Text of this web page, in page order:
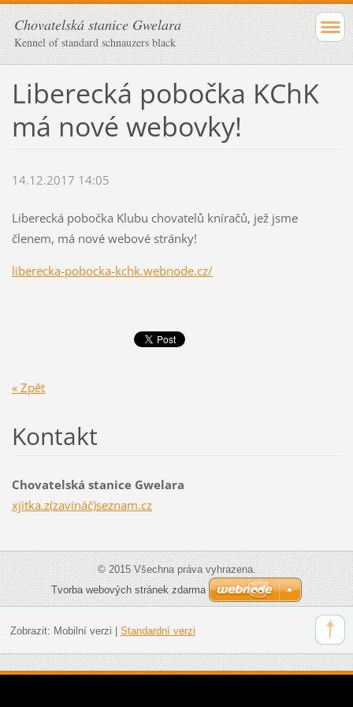
Chovatelská stanice Gwelara
Kennel of standard schnauzers black
Liberecká pobočka KChK
má nové webovky!
14.12.2017 14:05
Liberecká pobočka Klubu chovatelů kníračů, jež jsme
členem, má nové webové stránky!
liberecka-pobocka-kchk.webnode.cz/
« Zpět
Kontakt
Chovatelská stanice Gwelara
xjitka.z(zavináč)seznam.cz
© 2015 Všechna práva vyhrazena.
Tvorba webových stránek zdarma
Zobrazit: Mobilní verzi Standardní verzi